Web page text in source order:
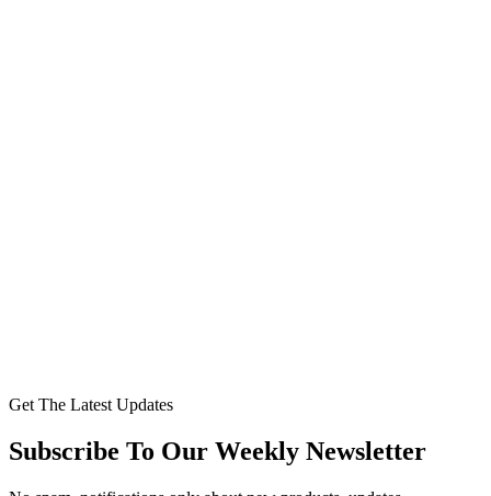
Get The Latest Updates
Subscribe To Our Weekly Newsletter